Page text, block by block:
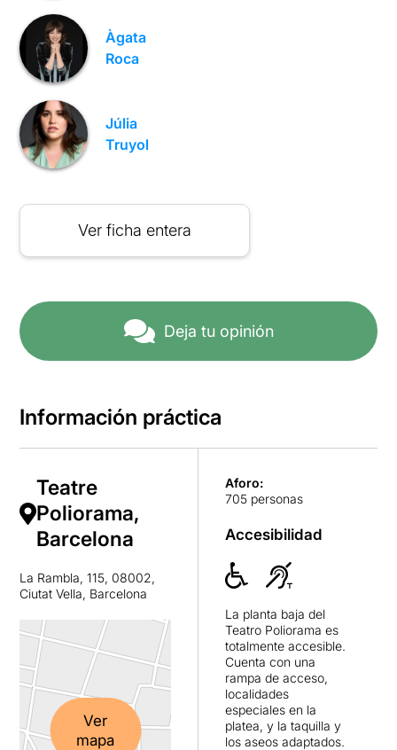
Àgata
Roca
Júlia
Truyol
Ver ficha entera
Deja tu opinión
Información práctica
Teatre
Poliorama,
Barcelona
La Rambla, 115, 08002,
Ciutat Vella, Barcelona
Ver
mapa
Aforo:
705 personas
Accesibilidad
La planta baja del
Teatro Poliorama es
totalmente accesible.
Cuenta con una
rampa de acceso,
localidades
especiales en la
platea, y la taquilla y
los aseos adaptados.